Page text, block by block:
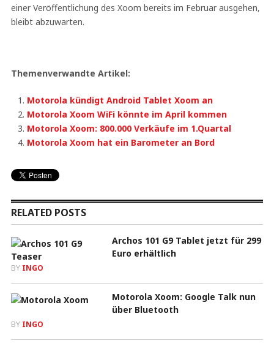
einer Veröffentlichung des Xoom bereits im Februar ausgehen,
bleibt abzuwarten.
Themenverwandte Artikel:
Motorola kündigt Android Tablet Xoom an
Motorola Xoom WiFi könnte im April kommen
Motorola Xoom: 800.000 Verkäufe im 1.Quartal
Motorola Xoom hat ein Barometer an Bord
RELATED POSTS
Archos 101 G9 Tablet jetzt für 299
Euro erhältlich
BY INGO
Motorola Xoom: Google Talk nun
über Bluetooth
BY INGO